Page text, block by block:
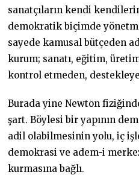
sanatçıların kendi
demokratik biçimde
sayede kamusal bütçeden
kurum; sanatı, eğitim,
kontrol etmeden,
Burada yine Newton
şart. Böylesi bir yapının
adil olabilmesinin yolu, iç
demokrasi ve adem-i
kurmasına bağlı.